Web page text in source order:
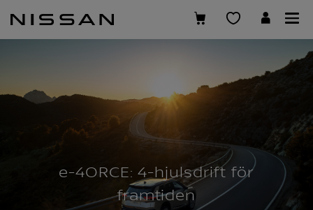
över
e-4ORCE: 4-hjulsdrift för
framtiden